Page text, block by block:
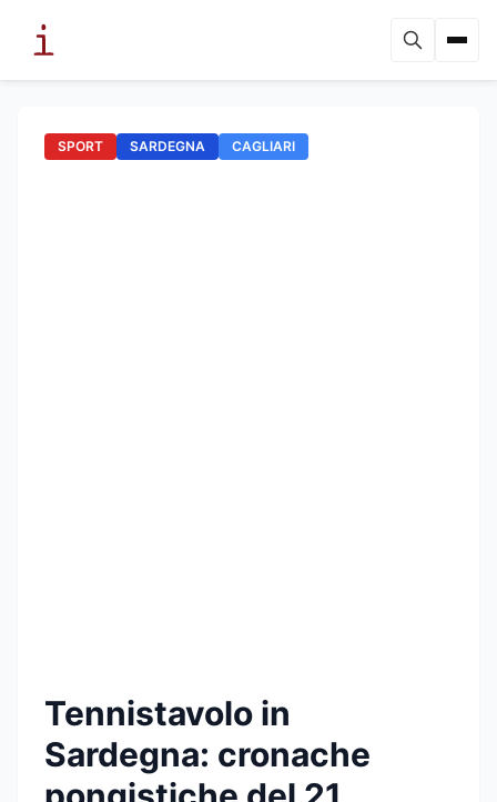
SPORT SARDEGNA CAGLIARI
Tennistavolo in
Sardegna: cronache